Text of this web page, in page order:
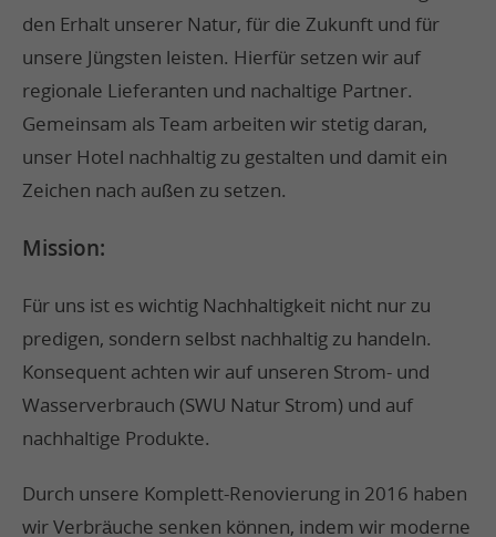
den Erhalt unserer Natur, für die Zukunft und für
unsere Jüngsten leisten. Hierfür setzen wir auf
regionale Lieferanten und nachaltige Partner.
Gemeinsam als Team arbeiten wir stetig daran,
unser Hotel nachhaltig zu gestalten und damit ein
Zeichen nach außen zu setzen.
Mission:
Für uns ist es wichtig Nachhaltigkeit nicht nur zu
predigen, sondern selbst nachhaltig zu handeln.
Konsequent achten wir auf unseren Strom- und
Wasserverbrauch (SWU Natur Strom) und auf
nachhaltige Produkte.
Durch unsere Komplett-Renovierung in 2016 haben
wir Verbräuche senken können, indem wir moderne